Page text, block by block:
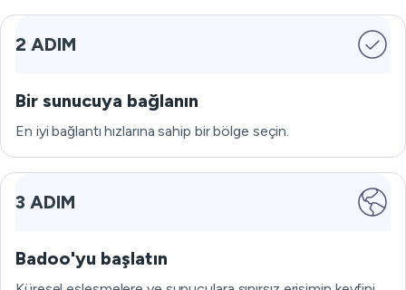
2 ADIM
Bir sunucuya bağlanın
En iyi bağlantı hızlarına sahip bir bölge seçin.
3 ADIM
Badoo'yu başlatın